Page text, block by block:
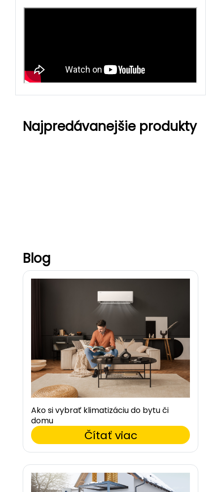
Najpredávanejšie produkty
Blog
Ako si vybrať klimatizáciu do bytu či
domu
Čítať viac